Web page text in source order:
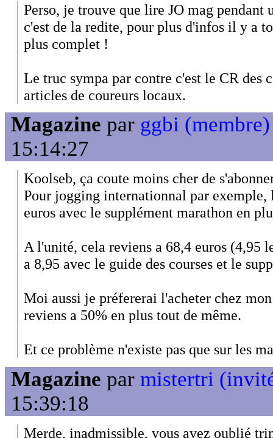
Perso, je trouve que lire JO mag pendant
c'est de la redite, pour plus d'infos il y a
plus complet !
Le truc sympa par contre c'est le CR des
articles de coureurs locaux.
Magazine par ggbi (membre)
15:14:27
Koolseb, ça coute moins cher de
Pour jogging internationnal par exemple,
euros avec le supplément marathon en
A l'unité, cela reviens a 68,4 euros (4,95
a 8,95 avec le guide des courses et le
Moi aussi je préfererai l'acheter chez
reviens a 50% en plus tout de même.
Et ce problème n'existe pas que sur les
Magazine par mistertri
15:39:18
Merde, inadmissible, vous avez oublié